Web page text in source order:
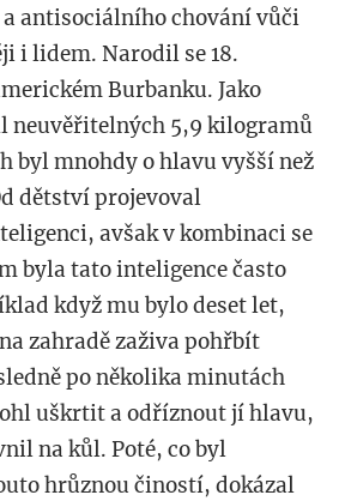
antisociálního chování vůči
i lidem. Narodil se 18.
Burbanku. Jako
neuvěřitelných 5,9 kilogramů
byl mnohdy o hlavu vyšší než
dětství projevoval
avšak v kombinaci se
byla tato inteligence často
když mu bylo deset let,
zahradě zaživa pohřbít
po několika minutách
uškrtit a odříznout jí hlavu,
na kůl. Poté, co byl
hrůznou čiností, dokázal